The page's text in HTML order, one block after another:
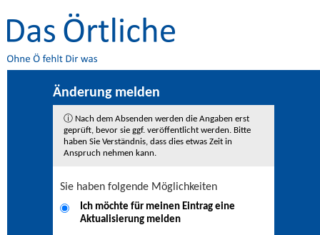
Änderung melden
ⓘ Nach dem Absenden werden die Angaben erst
geprüft, bevor sie ggf. veröffentlicht werden. Bitte
haben Sie Verständnis, dass dies etwas Zeit in
Anspruch nehmen kann.
Sie haben folgende Möglichkeiten
Ich möchte für meinen Eintrag eine
Aktualisierung melden